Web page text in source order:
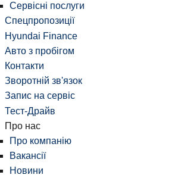
Сервісні послуги
Спецпропозиції
Hyundai Finance
Авто з пробігом
Контакти
Зворотній зв'язок
Запис на сервіс
Тест-Драйв
Про нас
Про компанію
Вакансії
Новини